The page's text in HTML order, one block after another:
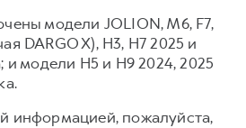
модели JOLION, M6, F7,
DARGO X), H3, H7 2025 и
и модели H5 и H9 2024, 2025
информацией, пожалуйста,